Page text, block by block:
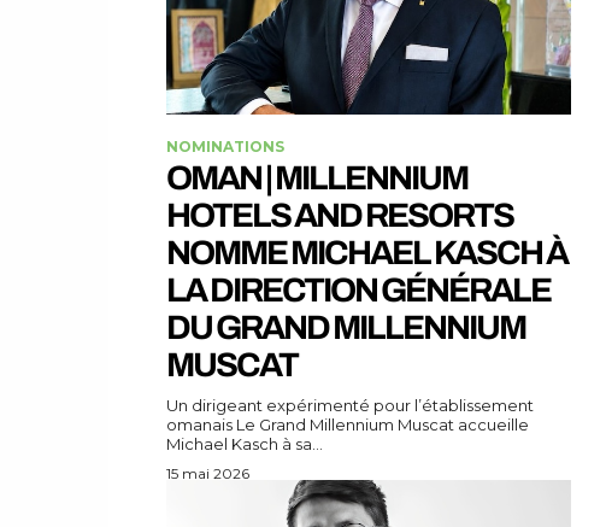
NOMINATIONS
OMAN | MILLENNIUM
HOTELS AND RESORTS
NOMME MICHAEL KASCH À
LA DIRECTION GÉNÉRALE
DU GRAND MILLENNIUM
MUSCAT
Un dirigeant expérimenté pour l’établissement
omanais Le Grand Millennium Muscat accueille
Michael Kasch à sa...
15 mai 2026